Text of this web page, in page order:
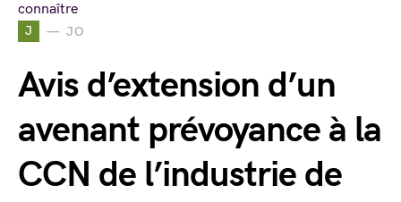
J JO
Avis d’extension d’un
avenant prévoyance à la
CCN de l’industrie de
connaître